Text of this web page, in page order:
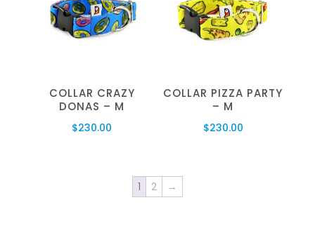
COLLAR CRAZY
DONAS – M
$230.00
COLLAR PIZZA PARTY
– M
$230.00
1 2 →